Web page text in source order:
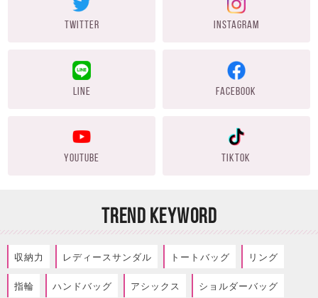
TWITTER INSTAGRAM
LINE FACEBOOK
YOUTUBE TIKTOK
TREND KEYWORD
収納力 レディースサンダル トートバッグ リング
指輪 ハンドバッグ アシックス ショルダーバッグ